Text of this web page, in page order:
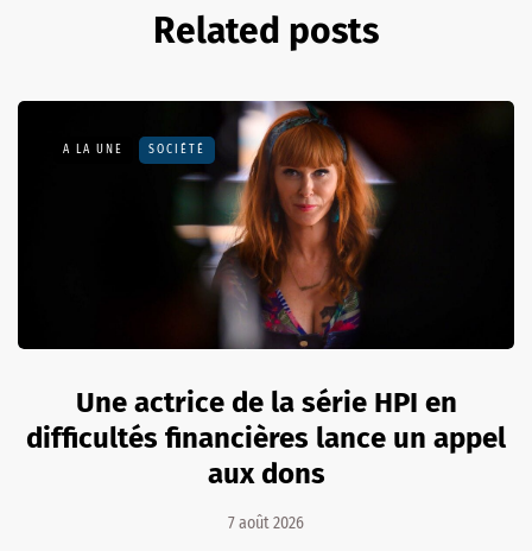
Related posts
A LA UNE SOCIÉTÉ
Une actrice de la série HPI en
difficultés financières lance un appel
aux dons
7 août 2026